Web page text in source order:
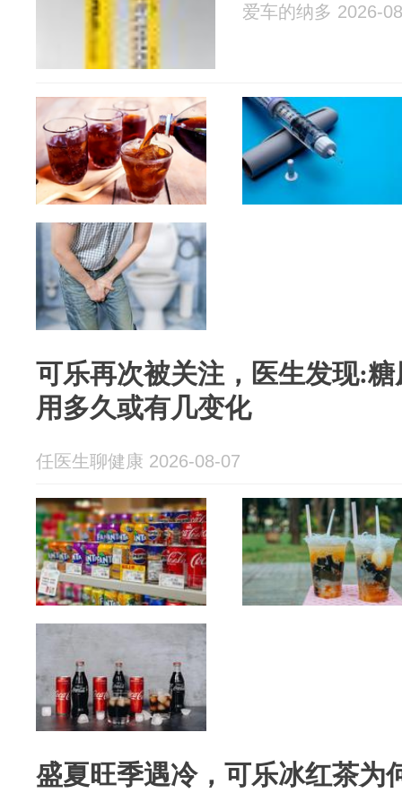
爱车的纳多 2026-
可乐再次被关注，医生发现:
用多久或有几变化
任医生聊健康 2026-08-07
盛夏旺季遇冷，可乐冰红茶为